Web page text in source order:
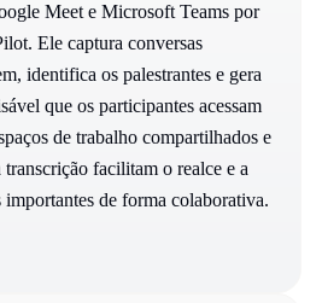
Meet e Microsoft Teams por
Ele captura conversas
identifica os palestrantes e gera
que os participantes acessam
de trabalho compartilhados e
facilitam o realce e a
importantes de forma colaborativa.